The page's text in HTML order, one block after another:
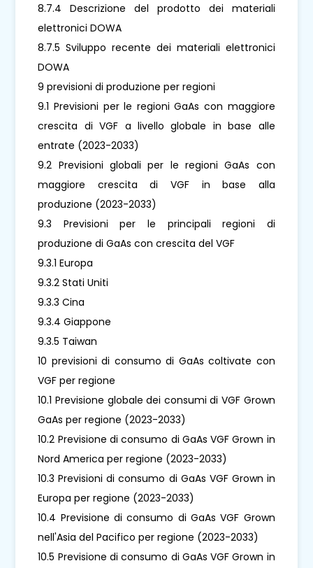
8.7.4 Descrizione del prodotto dei materiali
elettronici DOWA
8.7.5 Sviluppo recente dei materiali elettronici
DOWA
9 previsioni di produzione per regioni
9.1 Previsioni per le regioni GaAs con maggiore
crescita di VGF a livello globale in base alle
entrate (2023-2033)
9.2 Previsioni globali per le regioni GaAs con
maggiore crescita di VGF in base alla
produzione (2023-2033)
9.3 Previsioni per le principali regioni di
produzione di GaAs con crescita del VGF
9.3.1 Europa
9.3.2 Stati Uniti
9.3.3 Cina
9.3.4 Giappone
9.3.5 Taiwan
10 previsioni di consumo di GaAs coltivate con
VGF per regione
10.1 Previsione globale dei consumi di VGF Grown
GaAs per regione (2023-2033)
10.2 Previsione di consumo di GaAs VGF Grown in
Nord America per regione (2023-2033)
10.3 Previsioni di consumo di GaAs VGF Grown in
Europa per regione (2023-2033)
10.4 Previsione di consumo di GaAs VGF Grown
nell'Asia del Pacifico per regione (2023-2033)
10.5 Previsione di consumo di GaAs VGF Grown in